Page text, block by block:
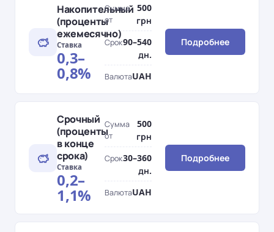
Накопительный
(проценты
ежемесячно)
Ставка
0,3–
0,8%
Сумма
от
500
грн
Срок90–540
дн.
ВалютаUAH
Подробнее
Срочный
(проценты
в конце
срока)
Ставка
0,2–
1,1%
Сумма
от
500
грн
Срок30–360
дн.
ВалютаUAH
Подробнее